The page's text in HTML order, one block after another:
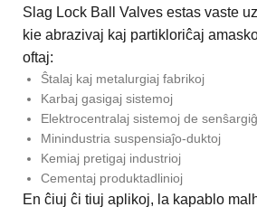
Slag Lock Ball Valves estas vaste
kie abrazivaj kaj partikloriĉaj
oftaj:
Ŝtalaj kaj metalurgiaj fabrikoj
Karbaj gasigaj sistemoj
Elektrocentralaj sistemoj de
Minindustria suspensiaĵo-duktoj
Kemiaj pretigaj industrioj
Cementaj produktadlinioj
En ĉiuj ĉi tiuj aplikoj, la kapablo